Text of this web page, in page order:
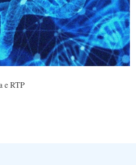
e RTP